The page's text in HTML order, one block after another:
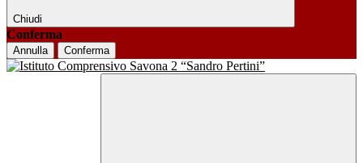
Chiudi
Conferma
Annulla Conferma